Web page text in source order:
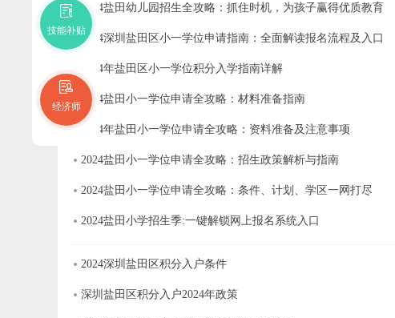
2024盐田幼儿园招生全攻略：抓住时机，为孩子赢得优质教育
2024深圳盐田区小一学位申请指南：全面解读报名流程及入口
2024年盐田区小一学位积分入学指南详解
2024盐田小一学位申请全攻略：材料准备指南
2024年盐田小一学位申请全攻略：资料准备及注意事项
2024盐田小一学位申请全攻略：招生政策解析与指南
2024盐田小一学位申请全攻略：条件、计划、学区一网打尽
2024盐田小学招生季:一键解锁网上报名系统入口
2024深圳盐田区积分入户条件
深圳盐田区积分入户2024年政策
技能补贴
经济师